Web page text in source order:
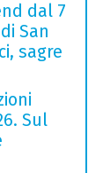
dal 7
San
sagre
Sul